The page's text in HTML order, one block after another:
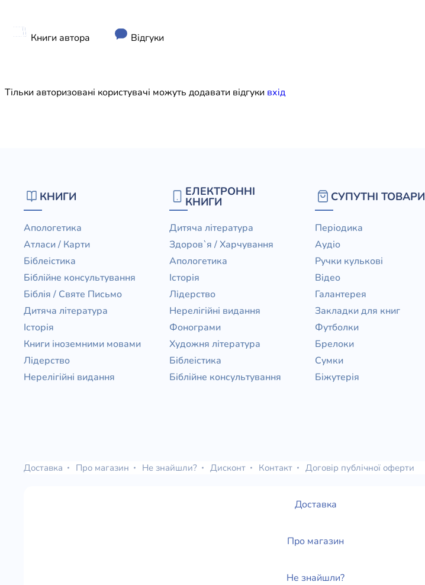
Художня література
Книги автора Відгуки
Тільки авторизовані користувачі можуть додавати відгуки вхiд
КНИГИ
Апологетика
Атласи / Карти
Біблеістика
Біблійне консультування
Біблія / Святе Письмо
Дитяча література
Історія
Книги іноземними мовами
Лідерство
Нерелігійні видання
ЕЛЕКТРОННІ
КНИГИ
Дитяча література
Здоров`я / Харчування
Апологетика
Історія
Лідерство
Нерелігійні видання
Фонограми
Художня література
Біблеістика
Біблійне консультування
СУПУТНІ ТОВАРИ
Періодика
Аудіо
Ручки кулькові
Відео
Галантерея
Закладки для книг
Футболки
Брелоки
Сумки
Біжутерія
Доставка Про магазин Не знайшли? Дисконт Контакт Договір публічної оферти
Доставка
Про магазин
Не знайшли?